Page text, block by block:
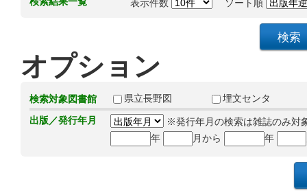
表示件数 ソート順
オプション
検索対象図書館 県立長野図
埋文センタ
出版／発行年月
※発行年月の検索は雑誌のみ対
年
月から 年